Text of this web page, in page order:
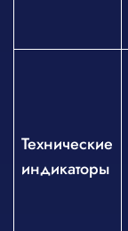
Технические
индикаторы